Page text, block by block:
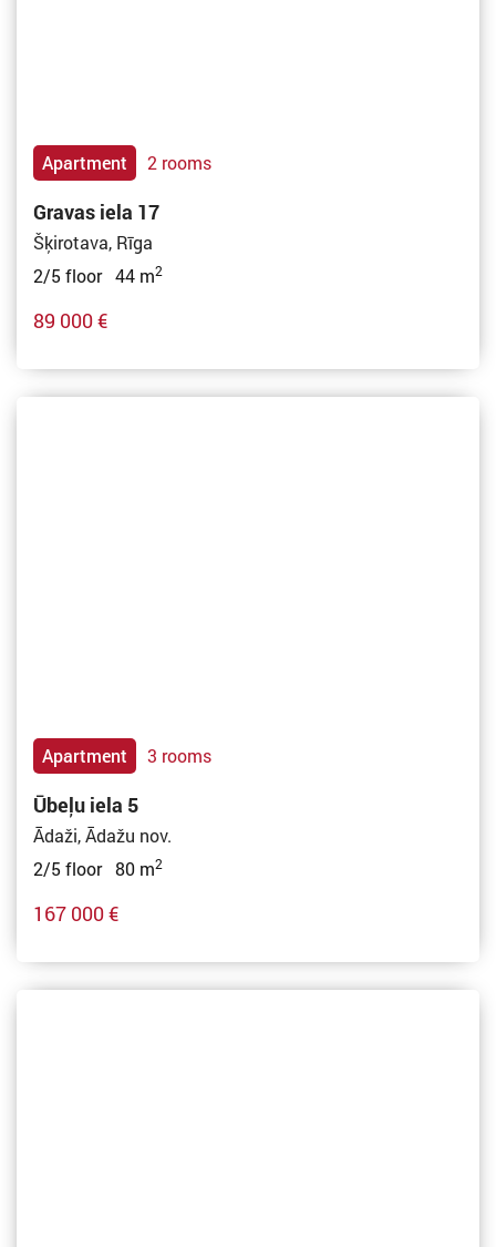
Apartment 2 rooms
Gravas iela 17
Šķirotava, Rīga
2/5 floor 44 m2
89 000 €
Apartment 3 rooms
Ūbeļu iela 5
Ādaži, Ādažu nov.
2/5 floor 80 m2
167 000 €